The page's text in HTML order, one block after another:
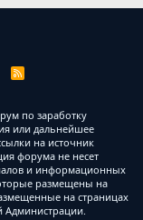
R
по заработку
или дальнейшее
на источник
форума не несет
и информационных
размещены на
на страницах
Администрации.